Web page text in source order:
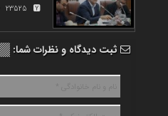
ثبت دیدگاه و نظرات شما: